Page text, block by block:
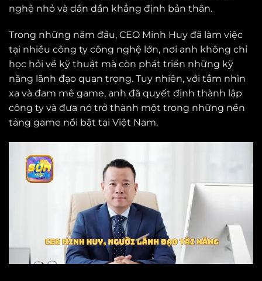
nghệ nhỏ và dần dần khẳng định bản thân.
Trong những năm đầu, CEO Minh Huy đã làm việc
tại nhiều công ty công nghệ lớn, nơi anh không chỉ
học hỏi về kỹ thuật mà còn phát triển những kỹ
năng lãnh đạo quan trọng. Tuy nhiên, với tầm nhìn
xa và đam mê game, anh đã quyết định thành lập
công ty và đưa nó trở thành một trong những nền
tảng game nổi bật tại Việt Nam.